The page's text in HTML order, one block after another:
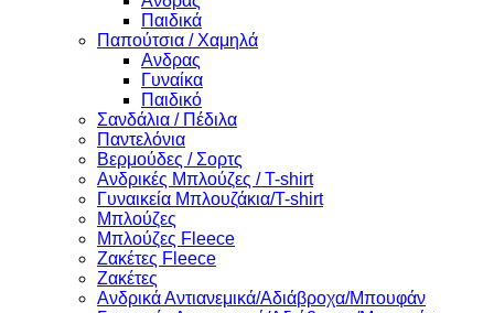
Παιδικά
Παπούτσια / Χαμηλά
Ανδρας
Γυναίκα
Παιδικό
Σανδάλια / Πέδιλα
Παντελόνια
Βερμούδες / Σορτς
Ανδρικές Μπλούζες / T-shirt
Γυναικεία Μπλουζάκια/T-shirt
Μπλούζες
Μπλούζες Fleece
Ζακέτες Fleece
Ζακέτες
Ανδρικά Αντιανεμικά/Αδιάβροχα/Μπουφάν